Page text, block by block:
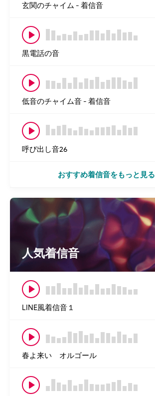
玄関のチャイム - 着信音
黒電話の音
低音のチャイム音 - 着信音
呼び出し音26
おすすめ着信音をもっと見る
人気着信音
LINE風着信音１
春よ来い オルゴール